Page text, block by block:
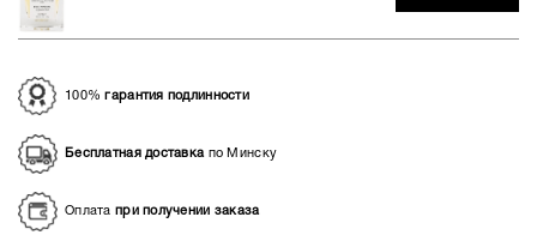
100%гарантия подлинности
Бесплатная доставкапо Минску
Оплата при получении заказа